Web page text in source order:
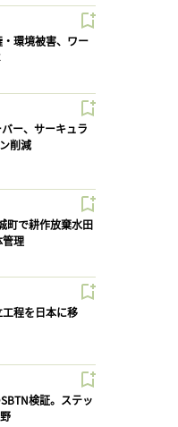
・環境被害、ワー
ー、サーキュラ
削減
町で耕作放棄水田
理
工程を日本に移
検証。ステッ